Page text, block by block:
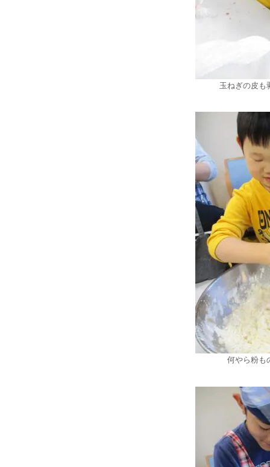
玉ねぎの皮も
何やら粉も